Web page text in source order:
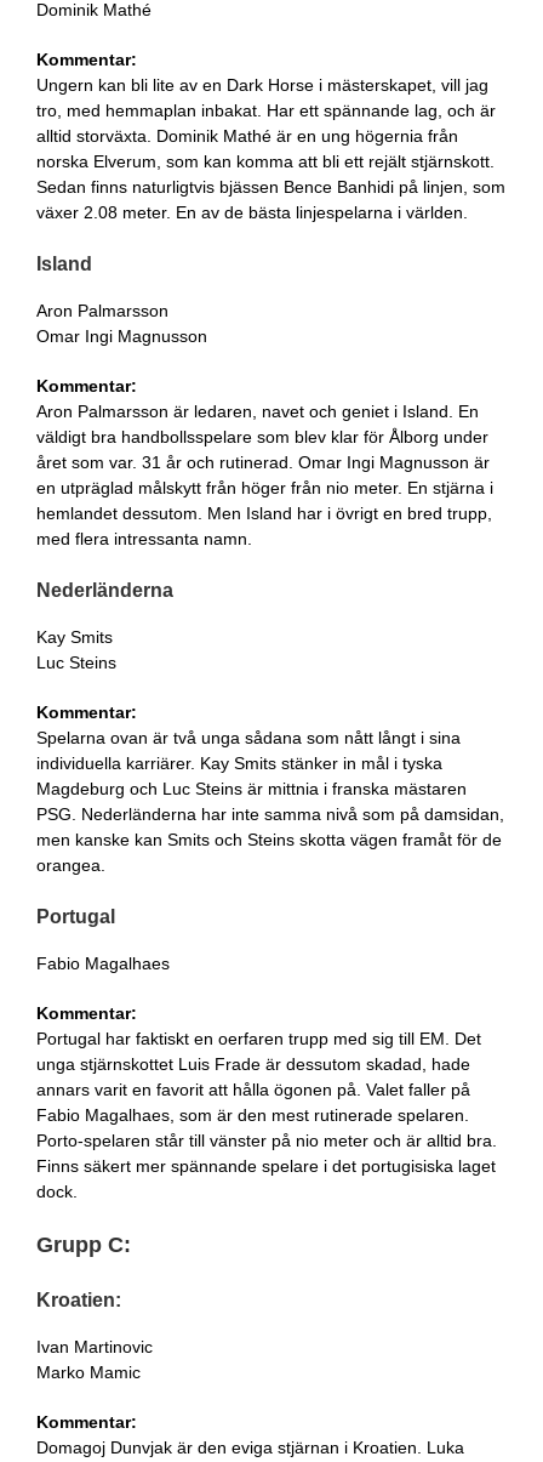
Dominik Mathé
Kommentar:
Ungern kan bli lite av en Dark Horse i mästerskapet, vill jag
tro, med hemmaplan inbakat. Har ett spännande lag, och är
alltid storväxta. Dominik Mathé är en ung högernia från
norska Elverum, som kan komma att bli ett rejält stjärnskott.
Sedan finns naturligtvis bjässen Bence Banhidi på linjen, som
växer 2.08 meter. En av de bästa linjespelarna i världen.
Island
Aron Palmarsson
Omar Ingi Magnusson
Kommentar:
Aron Palmarsson är ledaren, navet och geniet i Island. En
väldigt bra handbollsspelare som blev klar för Ålborg under
året som var. 31 år och rutinerad. Omar Ingi Magnusson är
en utpräglad målskytt från höger från nio meter. En stjärna i
hemlandet dessutom. Men Island har i övrigt en bred trupp,
med flera intressanta namn.
Nederländerna
Kay Smits
Luc Steins
Kommentar:
Spelarna ovan är två unga sådana som nått långt i sina
individuella karriärer. Kay Smits stänker in mål i tyska
Magdeburg och Luc Steins är mittnia i franska mästaren
PSG. Nederländerna har inte samma nivå som på damsidan,
men kanske kan Smits och Steins skotta vägen framåt för de
orangea.
Portugal
Fabio Magalhaes
Kommentar:
Portugal har faktiskt en oerfaren trupp med sig till EM. Det
unga stjärnskottet Luis Frade är dessutom skadad, hade
annars varit en favorit att hålla ögonen på. Valet faller på
Fabio Magalhaes, som är den mest rutinerade spelaren.
Porto-spelaren står till vänster på nio meter och är alltid bra.
Finns säkert mer spännande spelare i det portugisiska laget
dock.
Grupp C:
Kroatien:
Ivan Martinovic
Marko Mamic
Kommentar:
Domagoj Dunvjak är den eviga stjärnan i Kroatien. Luka